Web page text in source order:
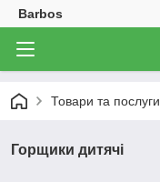
Barbos
Товари та послуги
Горщики дитячі